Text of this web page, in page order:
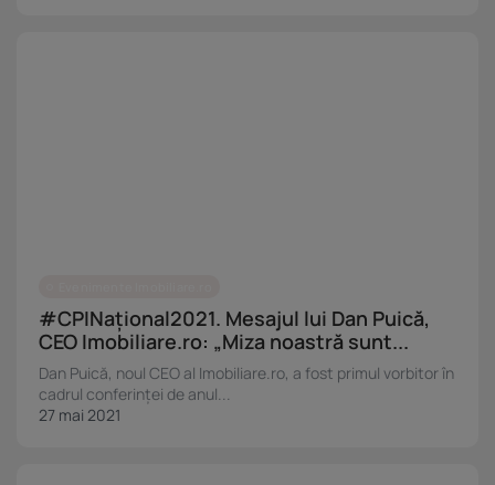
#CPINațional2021. Mesajul lui Dan Puică,
CEO Imobiliare.ro: „Miza noastră sunt...
Dan Puică, noul CEO al Imobiliare.ro, a fost primul vorbitor în
cadrul conferinței de anul...
27 mai 2021